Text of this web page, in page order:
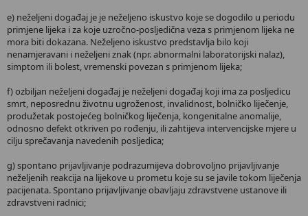
e) neželjeni događaj je je neželjeno iskustvo koje se dogodilo u periodu
primjene lijeka i za koje uzročno-posljedična veza s primjenom lijeka ne
mora biti dokazana. Neželjeno iskustvo predstavlja bilo koji
nenamjeravani i neželjeni znak (npr. abnormalni laboratorijski nalaz),
simptom ili bolest, vremenski povezan s primjenom lijeka;
f) ozbiljan neželjeni događaj je neželjeni događaj koji ima za posljedicu
smrt, neposrednu životnu ugroženost, invalidnost, bolničko liječenje,
produžetak postojećeg bolničkog liječenja, kongenitalne anomalije,
odnosno defekt otkriven po rođenju, ili zahtijeva intervencijske mjere u
cilju sprečavanja navedenih posljedica;
g) spontano prijavljivanje podrazumijeva dobrovoljno prijavljivanje
neželjenih reakcija na lijekove u prometu koje su se javile tokom liječenja
pacijenata. Spontano prijavljivanje obavljaju zdravstvene ustanove ili
zdravstveni radnici;